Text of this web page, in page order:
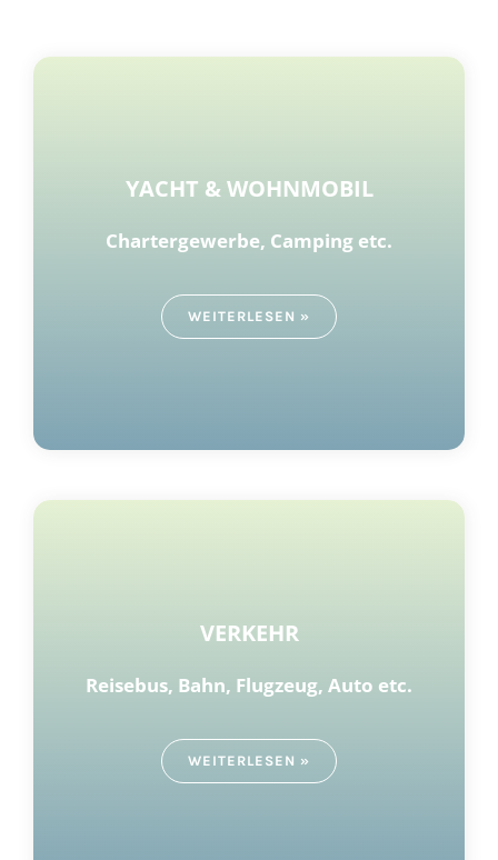
YACHT & WOHNMOBIL
Chartergewerbe, Camping etc.
WEITERLESEN »
VERKEHR
Reisebus, Bahn, Flugzeug, Auto etc.
WEITERLESEN »